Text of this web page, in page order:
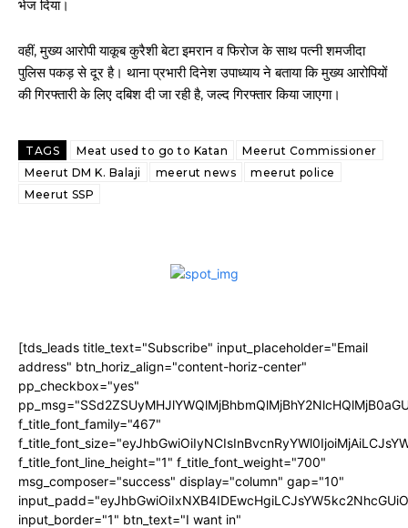
भेज दिया।
वहीं, मुख्य आरोपी याकूब कुरैशी बेटा इमरान व फिरोज के साथ पत्नी शमजीदा
पुलिस पकड़ से दूर है। थाना प्रभारी दिनेश उपाध्याय ने बताया कि मुख्य आरोपियों
की गिरफ्तारी के लिए दबिश दी जा रही है, जल्द गिरफ्तार किया जाएगा।
TAGS Meat used to go to Katan
Meerut Commissioner
Meerut DM K. Balaji
meerut news
meerut police
Meerut SSP
[tds_leads title_text="Subscribe" input_placeholder="Email
address" btn_horiz_align="content-horiz-center"
pp_checkbox="yes"
f_title_font_family="467"
f_title_font_line_height="1" f_title_font_weight="700"
msg_composer="success" display="column" gap="10"
input_border="1" btn_text="I want in"